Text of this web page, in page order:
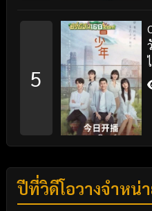
5
ปีที่วิดีโอวางจำหน่